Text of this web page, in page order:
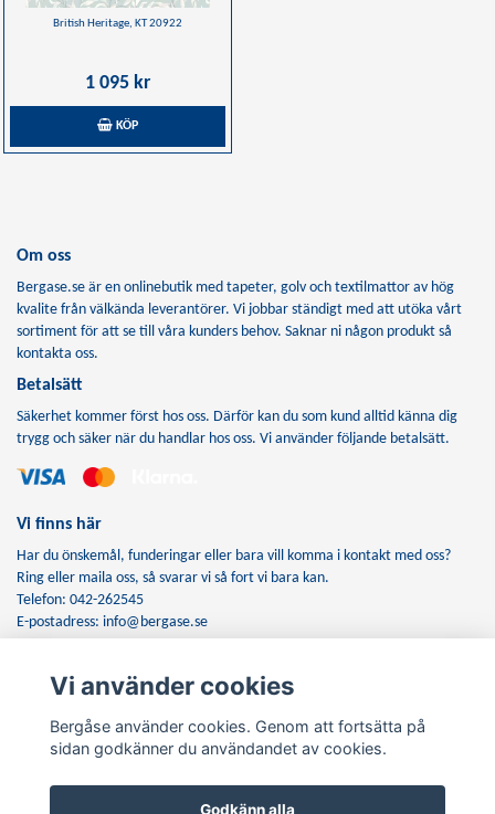
British Heritage, KT 20922
1 095 kr
KÖP
Om oss
Bergase.se är en onlinebutik med tapeter, golv och textilmattor av hög
kvalite från välkända leverantörer. Vi jobbar ständigt med att utöka vårt
sortiment för att se till våra kunders behov. Saknar ni någon produkt så
kontakta oss.
Betalsätt
Säkerhet kommer först hos oss. Därför kan du som kund alltid känna dig
trygg och säker när du handlar hos oss. Vi använder följande betalsätt.
Vi finns här
Har du önskemål, funderingar eller bara vill komma i kontakt med oss?
Ring eller maila oss, så svarar vi så fort vi bara kan.
Telefon: 042-262545
E-postadress: info@bergase.se
Anmäl dig till vårt nyhetsbrev
Prenumerera
Vi använder cookies
Bergåse använder cookies. Genom att fortsätta på
sidan godkänner du användandet av cookies.
Godkänn alla